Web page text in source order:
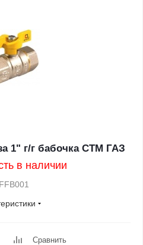
1" г/г бабочка CTM ГАЗ
в наличии
Сравнить